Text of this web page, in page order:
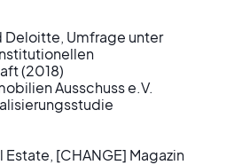
Deloitte, Umfrage unter
(2018)
Ausschuss e.V.
Estate, [CHANGE] Magazin